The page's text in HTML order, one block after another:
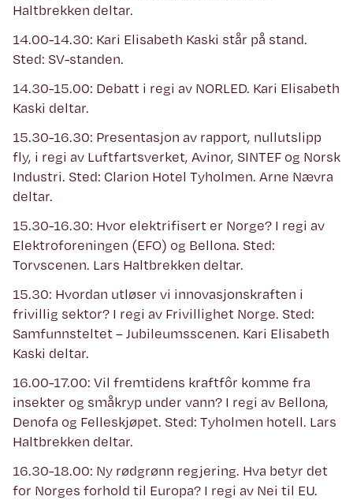
Haltbrekken deltar.
14.00-14.30: Kari Elisabeth Kaski står på stand.
Sted: SV-standen.
14.30-15.00: Debatt i regi av NORLED. Kari Elisabeth
Kaski deltar.
15.30-16.30: Presentasjon av rapport, nullutslipp
fly, i regi av Luftfartsverket, Avinor, SINTEF og Norsk
Industri. Sted: Clarion Hotel Tyholmen. Arne Nævra
deltar.
15.30-16.30: Hvor elektrifisert er Norge? I regi av
Elektroforeningen (EFO) og Bellona. Sted:
Torvscenen. Lars Haltbrekken deltar.
15.30: Hvordan utløser vi innovasjonskraften i
frivillig sektor? I regi av Frivillighet Norge. Sted:
Samfunnsteltet – Jubileumsscenen. Kari Elisabeth
Kaski deltar.
16.00-17.00: Vil fremtidens kraftfôr komme fra
insekter og småkryp under vann? I regi av Bellona,
Denofa og Felleskjøpet. Sted: Tyholmen hotell. Lars
Haltbrekken deltar.
16.30-18.00: Ny rødgrønn regjering. Hva betyr det
for Norges forhold til Europa? I regi av Nei til EU.